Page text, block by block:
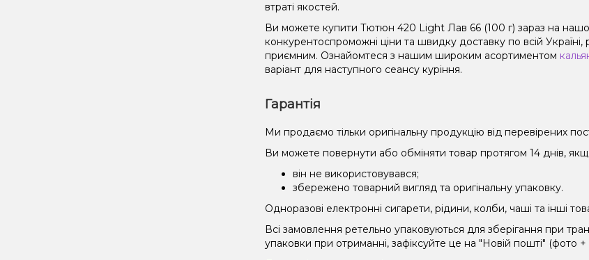
втраті якостей.
Ви можете купити Тютюн 420 Light Лав 66 (100 г) зараз на
конкурентоспроможні ціни та швидку доставку по всій Україні,
приємним. Ознайомтеся з нашим широким асортиментом
варіант для наступного сеансу куріння.
Гарантія
Ми продаємо тільки оригінальну продукцію від перевірених
Ви можете повернути або обміняти товар протягом 14 днів,
він не використовувався;
збережено товарний вигляд та оригінальну упаковку.
Одноразові електронні сигарети, рідини, колби, чаші та інші
Всі замовлення ретельно упаковуються для зберігання при
упаковки при отриманні, зафіксуйте це на "Новій пошті" (фото